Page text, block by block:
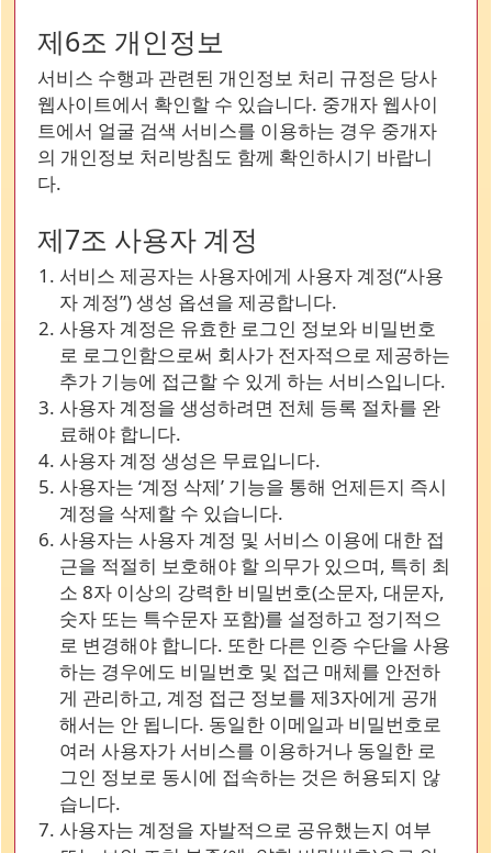
제6조 개인정보
서비스 수행과 관련된 개인정보 처리 규정은 당사
웹사이트에서 확인할 수 있습니다. 중개자 웹사이
트에서 얼굴 검색 서비스를 이용하는 경우 중개자
의 개인정보 처리방침도 함께 확인하시기 바랍니
다.
제7조 사용자 계정
서비스 제공자는 사용자에게 사용자 계정(“사용
자 계정”) 생성 옵션을 제공합니다.
사용자 계정은 유효한 로그인 정보와 비밀번호
로 로그인함으로써 회사가 전자적으로 제공하는
추가 기능에 접근할 수 있게 하는 서비스입니다.
사용자 계정을 생성하려면 전체 등록 절차를 완
료해야 합니다.
사용자 계정 생성은 무료입니다.
사용자는 ‘계정 삭제’ 기능을 통해 언제든지 즉시
계정을 삭제할 수 있습니다.
사용자는 사용자 계정 및 서비스 이용에 대한 접
근을 적절히 보호해야 할 의무가 있으며, 특히 최
소 8자 이상의 강력한 비밀번호(소문자, 대문자,
숫자 또는 특수문자 포함)를 설정하고 정기적으
로 변경해야 합니다. 또한 다른 인증 수단을 사용
하는 경우에도 비밀번호 및 접근 매체를 안전하
게 관리하고, 계정 접근 정보를 제3자에게 공개
해서는 안 됩니다. 동일한 이메일과 비밀번호로
여러 사용자가 서비스를 이용하거나 동일한 로
그인 정보로 동시에 접속하는 것은 허용되지 않
습니다.
사용자는 계정을 자발적으로 공유했는지 여부